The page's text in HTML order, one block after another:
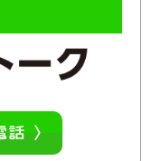
〉